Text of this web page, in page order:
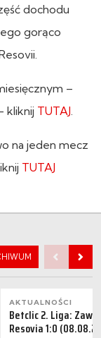
dochodu
gorąco
–
kliknij TUTAJ
na jeden mecz
TUTAJ
AKTUALNOŚCI
Betclic 2. Liga:
Resovia 1:0